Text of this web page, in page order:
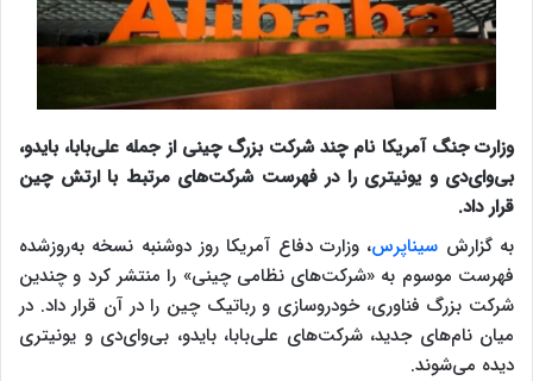
وزارت جنگ آمریکا نام چند شرکت بزرگ چینی از جمله علی‌بابا، بایدو،
بی‌وای‌دی و یونیتری را در فهرست شرکت‌های مرتبط با ارتش چین
قرار داد.
به گزارش سیناپرس، وزارت دفاع آمریکا روز دوشنبه نسخه به‌روزشده
فهرست موسوم به «شرکت‌های نظامی چینی» را منتشر کرد و چندین
شرکت بزرگ فناوری، خودروسازی و رباتیک چین را در آن قرار داد. در
میان نام‌های جدید، شرکت‌های ‌علی‌بابا، بایدو، بی‌وای‌دی و یونیتری
دیده می‌شوند.